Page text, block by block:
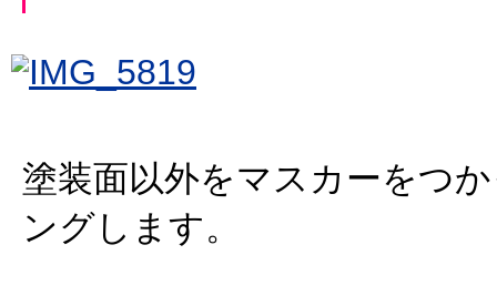
塗装面以外をマスカーをつ
ングします。